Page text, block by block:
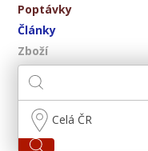
Poptávky
Články
Zboží
Celá ČR